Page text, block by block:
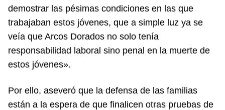
demostrar las pésimas condiciones en las que
trabajaban estos jóvenes, que a simple luz ya se
veía que Arcos Dorados no solo tenía
responsabilidad laboral sino penal en la muerte de
estos jóvenes».
Por ello, aseveró que la defensa de las familias
están a la espera de que finalicen otras pruebas de